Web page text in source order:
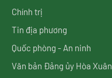
Chính trị
Tin địa phương
Quốc phòng - An ninh
Văn bản Đảng ủy Hòa Xuân